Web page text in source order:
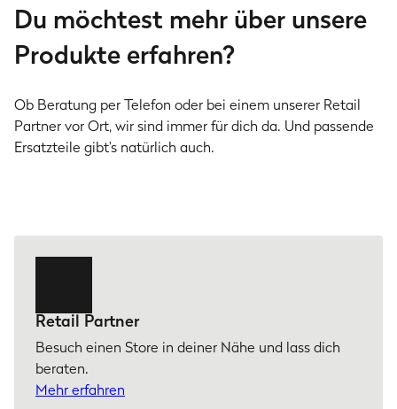
Du möchtest mehr über unsere
Produkte erfahren?
Ob Beratung per Telefon oder bei einem unserer Retail
Partner vor Ort, wir sind immer für dich da. Und passende
Ersatzteile gibt’s natürlich auch.
Retail Partner
Besuch einen Store in deiner Nähe und lass dich
beraten.
Mehr erfahren